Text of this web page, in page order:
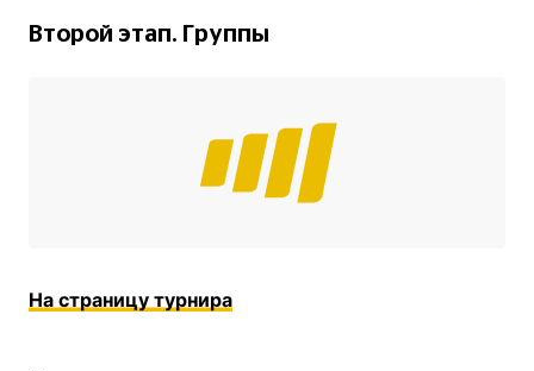
Второй этап. Группы
На страницу турнира